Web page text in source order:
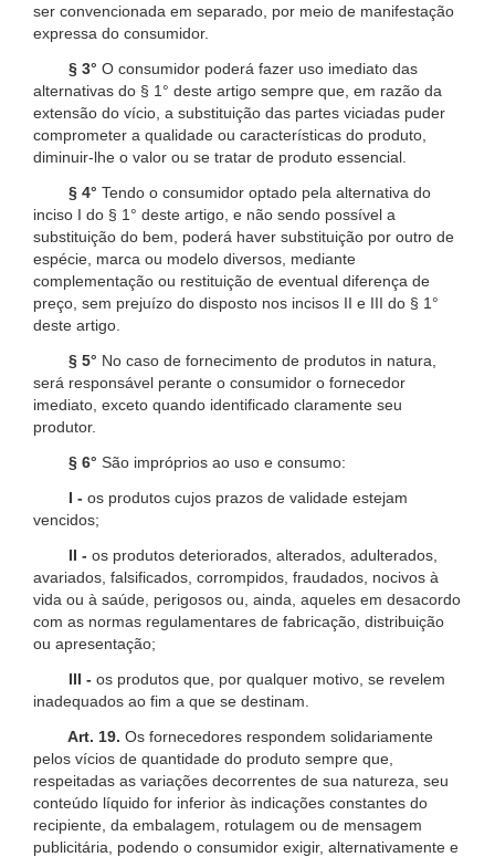
ser convencionada em separado, por meio de manifestação
expressa do consumidor.
§ 3° O consumidor poderá fazer uso imediato das
alternativas do § 1° deste artigo sempre que, em razão da
extensão do vício, a substituição das partes viciadas puder
comprometer a qualidade ou características do produto,
diminuir-lhe o valor ou se tratar de produto essencial.
§ 4° Tendo o consumidor optado pela alternativa do
inciso I do § 1° deste artigo, e não sendo possível a
substituição do bem, poderá haver substituição por outro de
espécie, marca ou modelo diversos, mediante
complementação ou restituição de eventual diferença de
preço, sem prejuízo do disposto nos incisos II e III do § 1°
deste artigo.
§ 5° No caso de fornecimento de produtos in natura,
será responsável perante o consumidor o fornecedor
imediato, exceto quando identificado claramente seu
produtor.
§ 6° São impróprios ao uso e consumo:
I - os produtos cujos prazos de validade estejam
vencidos;
II - os produtos deteriorados, alterados, adulterados,
avariados, falsificados, corrompidos, fraudados, nocivos à
vida ou à saúde, perigosos ou, ainda, aqueles em desacordo
com as normas regulamentares de fabricação, distribuição
ou apresentação;
III - os produtos que, por qualquer motivo, se revelem
inadequados ao fim a que se destinam.
Art. 19. Os fornecedores respondem solidariamente
pelos vícios de quantidade do produto sempre que,
respeitadas as variações decorrentes de sua natureza, seu
conteúdo líquido for inferior às indicações constantes do
recipiente, da embalagem, rotulagem ou de mensagem
publicitária, podendo o consumidor exigir, alternativamente e